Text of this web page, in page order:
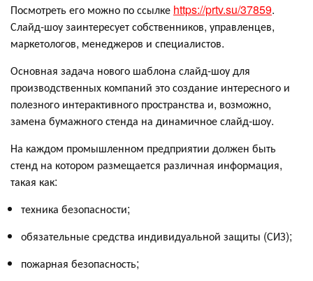
Посмотреть его можно по ссылке https://prtv.su/37859.
Слайд-шоу заинтересует собственников, управленцев,
маркетологов, менеджеров и специалистов.
Основная задача нового шаблона слайд-шоу для
производственных компаний это создание интересного и
полезного интерактивного пространства и, возможно,
замена бумажного стенда на динамичное слайд-шоу.
На каждом промышленном предприятии должен быть
стенд на котором размещается различная информация,
такая как:
техника безопасности;
обязательные средства индивидуальной защиты (СИЗ);
пожарная безопасность;